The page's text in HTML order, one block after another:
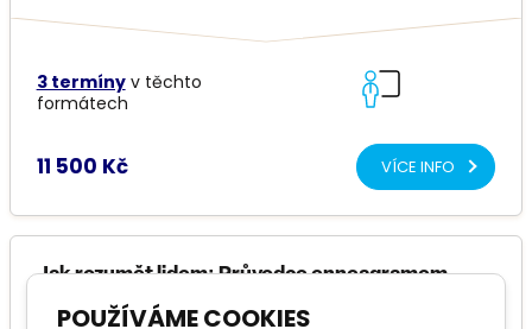
3 termínyv těchto
formátech
11 500 Kč VÍCE INFO
Jak rozumět lidem: Průvodce enneagramem
POUŽÍVÁME COOKIES